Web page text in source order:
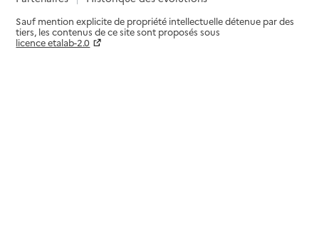
Sauf mention explicite de propriété intellectuelle détenue par des
tiers, les contenus de ce site sont proposés sous
licence etalab-2.0